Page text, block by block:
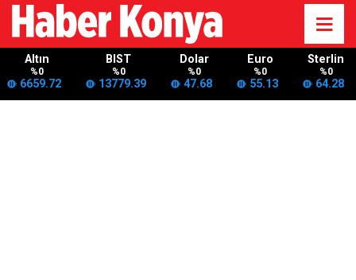
Altın
%0
6659.72
BIST
%0
13779.39
Dolar
%0
47.68
Euro
%0
55.13
Sterlin
%0
64.28